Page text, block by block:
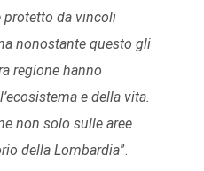
protetto da vincoli
nonostante questo gli
regione hanno
e della vita.
non solo sulle aree
della Lombardia”.